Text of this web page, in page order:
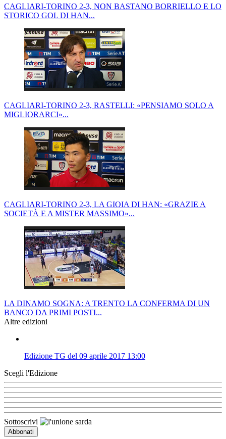
CAGLIARI-TORINO 2-3, NON BASTANO BORRIELLO E LO
STORICO GOL DI HAN...
CAGLIARI-TORINO 2-3, RASTELLI: «PENSIAMO SOLO A
MIGLIORARCI»...
CAGLIARI-TORINO 2-3, LA GIOIA DI HAN: «GRAZIE A
SOCIETÀ E A MISTER MASSIMO»...
LA DINAMO SOGNA: A TRENTO LA CONFERMA DI UN
BANCO DA PRIMI POSTI...
Altre edizioni
Edizione TG del 09 aprile 2017 13:00
Scegli l'Edizione
Sottoscrivi